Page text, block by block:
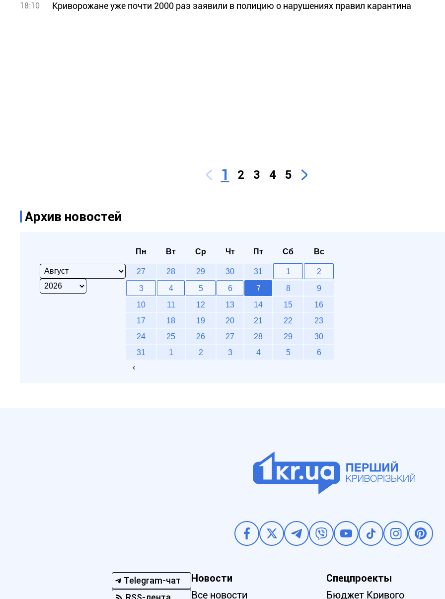
18:10 Криворожане уже почти 2000 раз заявили в полицию о нарушениях правил карантина
1 2 3 4 5
Архив новостей
Пн Вт Ср Чт Пт Сб Вс
27 28 29 30 31 1
2
3
4 5 6 7 8
9
10
11 12 13 14 15
16
17
18 19 20 21 22
23
24
25 26 27 28 29
30
31
1 2 3 4 5 6
Telegram-чат
Новости
Все новости
Спецпроекты
Бюджет Кривого